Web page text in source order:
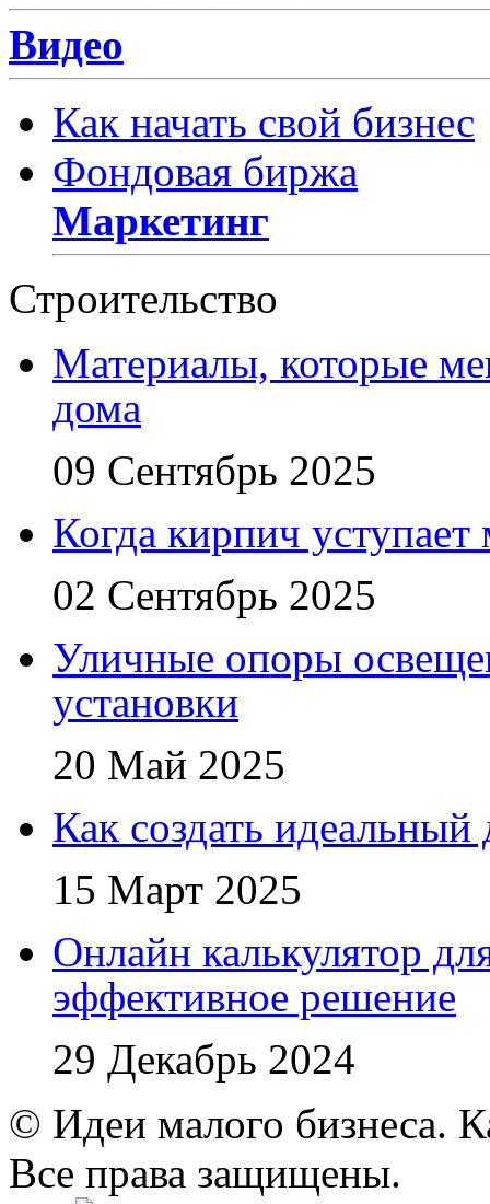
Видео
Как начать свой бизнес
Фондовая биржа
Маркетинг
Строительство
Материалы, которые
дома
09 Сентябрь 2025
Когда кирпич
02 Сентябрь 2025
Уличные опоры
установки
20 Май 2025
Как создать
15 Март 2025
Онлайн калькулятор
эффективное решение
29 Декабрь 2024
© Идеи малого бизнеса.
Все права защищены.